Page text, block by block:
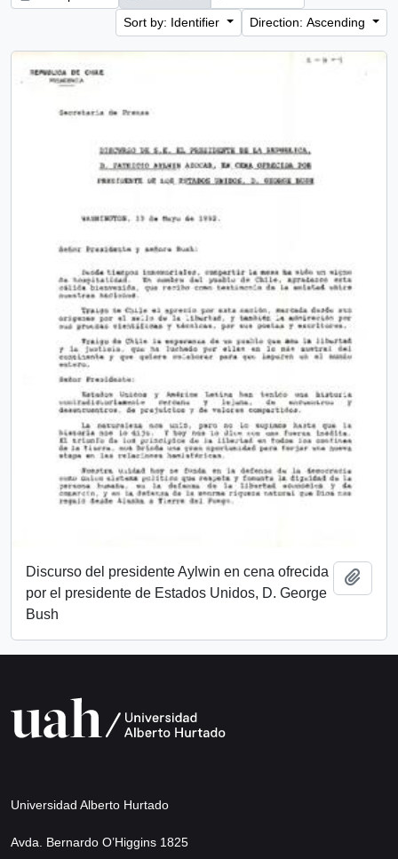
Sort by: Identifier
Direction: Ascending
Discurso del presidente Aylwin en cena ofrecida
por el presidente de Estados Unidos, D. George
Bush
Universidad Alberto Hurtado
Avda. Bernardo O’Higgins 1825